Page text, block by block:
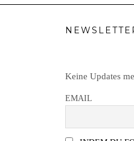
Keine Updates
EMAIL